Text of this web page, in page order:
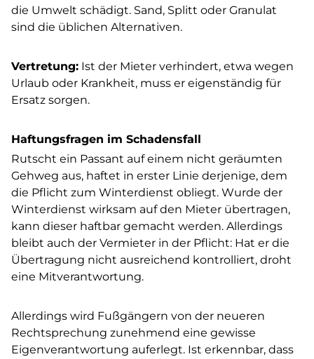
die Umwelt schädigt. Sand, Splitt oder Granulat
sind die üblichen Alternativen.
Vertretung: Ist der Mieter verhindert, etwa wegen
Urlaub oder Krankheit, muss er eigenständig für
Ersatz sorgen.
Haftungsfragen im Schadensfall
Rutscht ein Passant auf einem nicht geräumten
Gehweg aus, haftet in erster Linie derjenige, dem
die Pflicht zum Winterdienst obliegt. Wurde der
Winterdienst wirksam auf den Mieter übertragen,
kann dieser haftbar gemacht werden. Allerdings
bleibt auch der Vermieter in der Pflicht: Hat er die
Übertragung nicht ausreichend kontrolliert, droht
eine Mitverantwortung.
Allerdings wird Fußgängern von der neueren
Rechtsprechung zunehmend eine gewisse
Eigenverantwortung auferlegt. Ist erkennbar, dass